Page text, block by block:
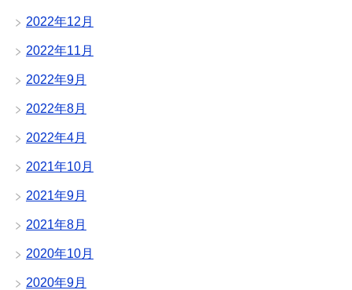
2022年12月
2022年11月
2022年9月
2022年8月
2022年4月
2021年10月
2021年9月
2021年8月
2020年10月
2020年9月